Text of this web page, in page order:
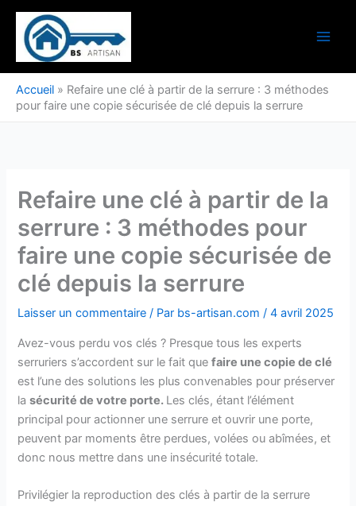
Aller
contenu
Accueil » Refaire une clé à partir de la serrure : 3 méthodes
pour faire une copie sécurisée de clé depuis la serrure
Refaire une clé à partir de la
serrure : 3 méthodes pour
faire une copie sécurisée de
clé depuis la serrure
Laisser un commentaire / Par bs-artisan.com/4 avril 2025
Avez-vous perdu vos clés ? Presque tous les experts
serruriers s’accordent sur le fait quefaire une copie de clé
est l’une des solutions les plus convenables pour préserver
lasécurité de votre porte. Les clés, étant l’élément
principal pour actionner une serrure et ouvrir une porte,
peuvent par moments être perdues, volées ou abîmées, et
donc nous mettre dans une insécurité totale.
Privilégier la reproduction des clés à partir de la serrure